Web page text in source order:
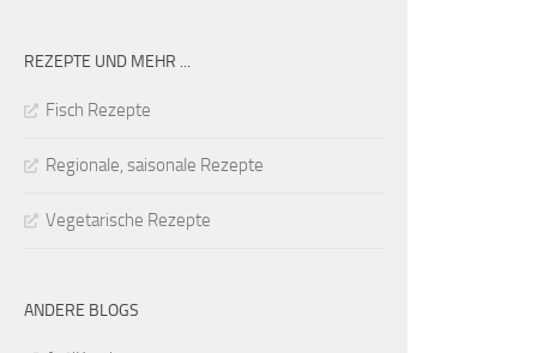
REZEPTE UND MEHR ...
Fisch Rezepte
Regionale, saisonale Rezepte
Vegetarische Rezepte
ANDERE BLOGS